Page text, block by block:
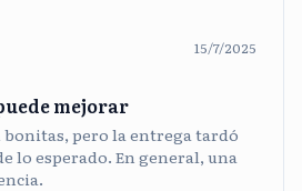
15/7/2025
mejorar
bonitas, pero la entrega tardó
lo esperado. En general, una